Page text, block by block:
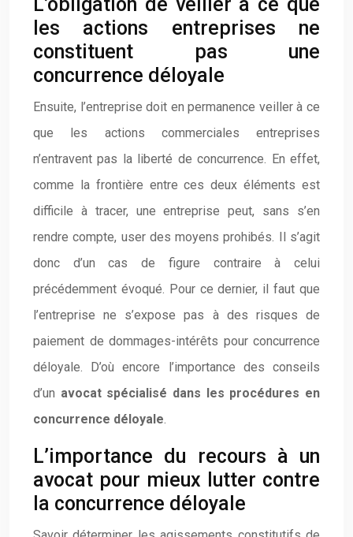
les actions entreprises ne
constituent pas une
concurrence déloyale
Ensuite, l’entreprise doit en permanence veiller à ce
que les actions commerciales entreprises
n’entravent pas la liberté de concurrence. En effet,
comme la frontière entre ces deux éléments est
difficile à tracer, une entreprise peut, sans s’en
rendre compte, user des moyens prohibés. Il s’agit
donc d’un cas de figure contraire à celui
précédemment évoqué. Pour ce dernier, il faut que
l’entreprise ne s’expose pas à des risques de
paiement de dommages-intérêts pour concurrence
déloyale. D’où encore l’importance des conseils
d’un avocat spécialisé dans les procédures en
concurrence déloyale.
L’importance du recours à un
avocat pour mieux lutter contre
la concurrence déloyale